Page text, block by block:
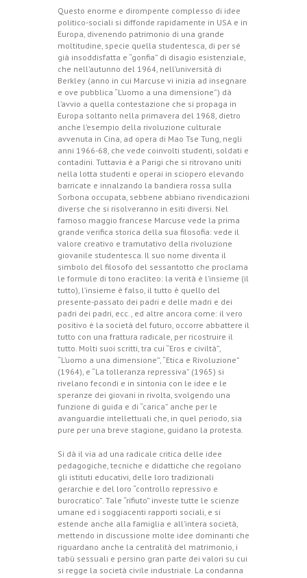
Questo enorme e dirompente complesso di idee
politico-sociali si diffonde rapidamente in USA e in
Europa, divenendo patrimonio di una grande
moltitudine, specie quella studentesca, di per sé
già insoddisfatta e “gonfia” di disagio esistenziale,
che nell’autunno del 1964, nell’università di
Berkley (anno in cui Marcuse vi inizia ad insegnare
e ove pubblica “L’uomo a una dimensione”) dà
l’avvio a quella contestazione che si propaga in
Europa soltanto nella primavera del 1968, dietro
anche l’esempio della rivoluzione culturale
avvenuta in Cina, ad opera di Mao Tse Tung, negli
anni 1966-68, che vede coinvolti studenti, soldati e
contadini. Tuttavia è a Parigi che si ritrovano uniti
nella lotta studenti e operai in sciopero elevando
barricate e innalzando la bandiera rossa sulla
Sorbona occupata, sebbene abbiano rivendicazioni
diverse che si risolveranno in esiti diversi. Nel
famoso maggio francese Marcuse vede la prima
grande verifica storica della sua filosofia: vede il
valore creativo e tramutativo della rivoluzione
giovanile studentesca. Il suo nome diventa il
simbolo del filosofo del sessantotto che proclama
le formule di tono eracliteo: la verità è l’insieme (il
tutto), l’insieme è falso, il tutto è quello del
presente-passato dei padri e delle madri e dei
padri dei padri, ecc., ed altre ancora come: il vero
positivo è la società del futuro, occorre abbattere il
tutto con una frattura radicale, per ricostruire il
tutto. Molti suoi scritti, tra cui “Eros e civiltà”,
“L’uomo a una dimensione”, “Etica e Rivoluzione”
(1964), e “La tolleranza repressiva” (1965) si
rivelano fecondi e in sintonia con le idee e le
speranze dei giovani in rivolta, svolgendo una
funzione di guida e di “carica” anche per le
avanguardie intellettuali che, in quel periodo, sia
pure per una breve stagione, guidano la protesta.
Si dà il via ad una radicale critica delle idee
pedagogiche, tecniche e didattiche che regolano
gli istituti educativi, delle loro tradizionali
gerarchie e del loro “controllo repressivo e
burocratico”. Tale “rifiuto” investe tutte le scienze
umane ed i soggiacenti rapporti sociali, e si
estende anche alla famiglia e all’intera società,
mettendo in discussione molte idee dominanti che
riguardano anche la centralità del matrimonio, i
tabù sessuali e persino gran parte dei valori su cui
si regge la società civile industriale. La condanna